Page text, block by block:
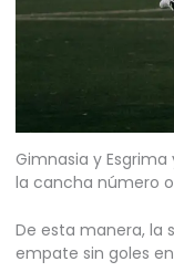
Gimnasia y
la cancha número
De esta manera, la
empate sin goles